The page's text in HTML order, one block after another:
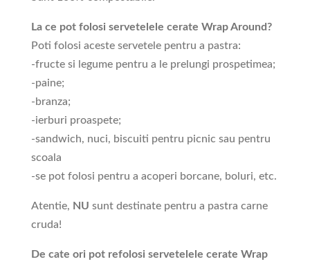
La ce pot folosi servetelele cerate Wrap Around?
Poti folosi aceste servetele pentru a pastra:
-fructe si legume pentru a le prelungi prospetimea;
-paine;
-branza;
-ierburi proaspete;
-sandwich, nuci, biscuiti pentru picnic sau pentru
scoala
-se pot folosi pentru a acoperi borcane, boluri, etc.
Atentie, NU sunt destinate pentru a pastra carne
cruda!
De cate ori pot refolosi servetelele cerate Wrap